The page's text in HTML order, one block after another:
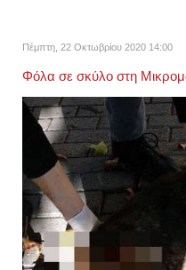
Πέμπτη, 22 Οκτωβρίου 2020 14:00
Φόλα σε σκύλο στη